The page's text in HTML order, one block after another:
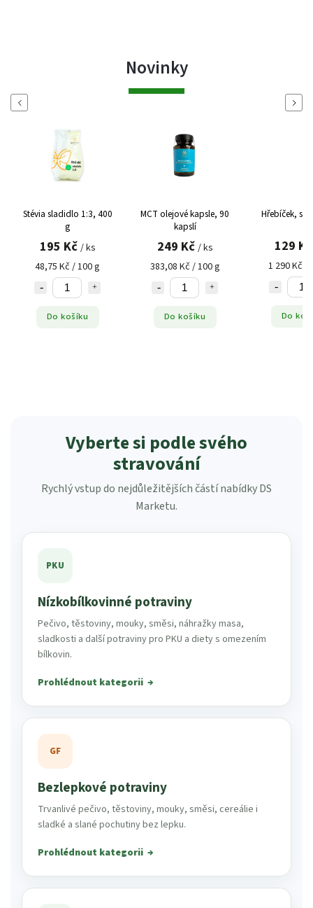
Novinky
Previous
sladidlo 1:3, 400
195 Kč/ ks
48,75 Kč / 100 g
Do košíku
MCT olejové kapsle, 90
249 Kč/ ks
383,08 Kč / 100 g
Do košíku
Hřebíček, silice, 10
129 Kč/ ks
1 290 Kč / 100 ml
Do košíku
Next
Vyberte si podle svého
stravování
Rychlý vstup do nejdůležitějších částí nabídky DS
Marketu.
PKU
Nízkobílkovinné potraviny
Pečivo, těstoviny, mouky, směsi, náhražky masa,
sladkosti a další potraviny pro PKU a diety s omezením
bílkovin.
Prohlédnout kategorii
GF
Bezlepkové potraviny
Trvanlivé pečivo, těstoviny, mouky, směsi, cereálie i
sladké a slané pochutiny bez lepku.
Prohlédnout kategorii